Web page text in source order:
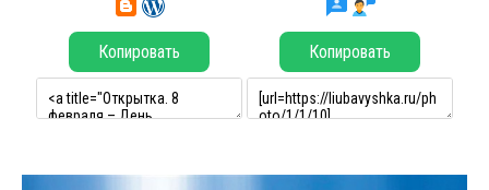
Копировать Копировать